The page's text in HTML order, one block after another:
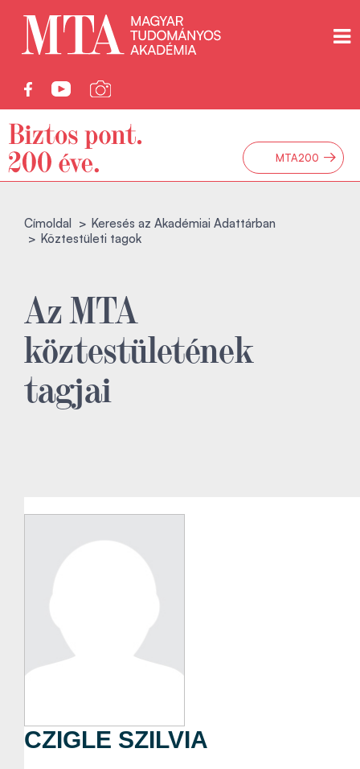
MTA200 →
Címoldal
Keresés az Akadémiai Adattárban
Köztestületi tagok
Az MTA
köztestületének
tagjai
CZIGLE SZILVIA